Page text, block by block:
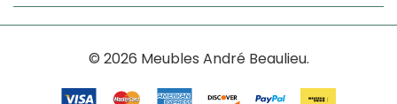
© 2026 Meubles André Beaulieu.